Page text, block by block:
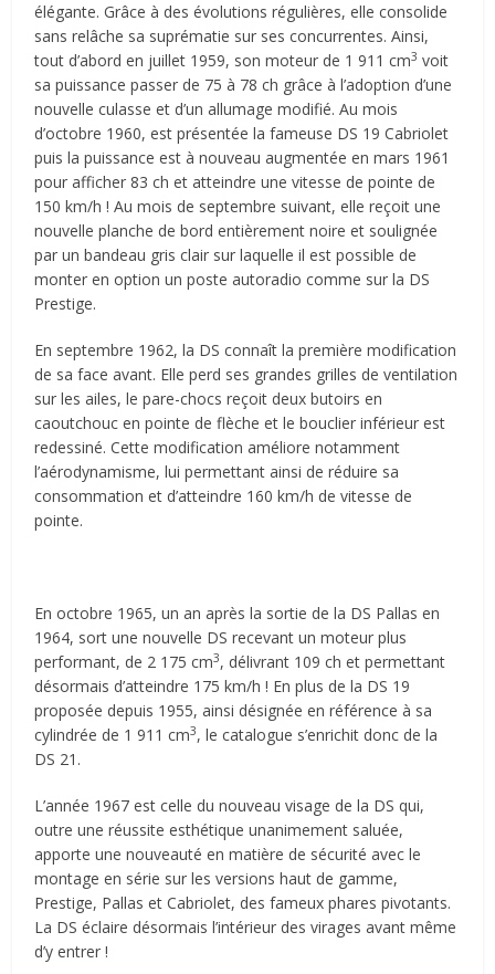
élégante. Grâce à des évolutions régulières, elle consolide
sans relâche sa suprématie sur ses concurrentes. Ainsi,
tout d’abord en juillet 1959, son moteur de 1 911 cm3 voit
sa puissance passer de 75 à 78 ch grâce à l’adoption d’une
nouvelle culasse et d’un allumage modifié. Au mois
d’octobre 1960, est présentée la fameuse DS 19 Cabriolet
puis la puissance est à nouveau augmentée en mars 1961
pour afficher 83 ch et atteindre une vitesse de pointe de
150 km/h ! Au mois de septembre suivant, elle reçoit une
nouvelle planche de bord entièrement noire et soulignée
par un bandeau gris clair sur laquelle il est possible de
monter en option un poste autoradio comme sur la DS
Prestige.
En septembre 1962, la DS connaît la première modification
de sa face avant. Elle perd ses grandes grilles de ventilation
sur les ailes, le pare-chocs reçoit deux butoirs en
caoutchouc en pointe de flèche et le bouclier inférieur est
redessiné. Cette modification améliore notamment
l’aérodynamisme, lui permettant ainsi de réduire sa
consommation et d’atteindre 160 km/h de vitesse de
pointe.
En octobre 1965, un an après la sortie de la DS Pallas en
1964, sort une nouvelle DS recevant un moteur plus
performant, de 2 175 cm3, délivrant 109 ch et permettant
désormais d’atteindre 175 km/h ! En plus de la DS 19
proposée depuis 1955, ainsi désignée en référence à sa
cylindrée de 1 911 cm3, le catalogue s’enrichit donc de la
DS 21.
L’année 1967 est celle du nouveau visage de la DS qui,
outre une réussite esthétique unanimement saluée,
apporte une nouveauté en matière de sécurité avec le
montage en série sur les versions haut de gamme,
Prestige, Pallas et Cabriolet, des fameux phares pivotants.
La DS éclaire désormais l’intérieur des virages avant même
d’y entrer !